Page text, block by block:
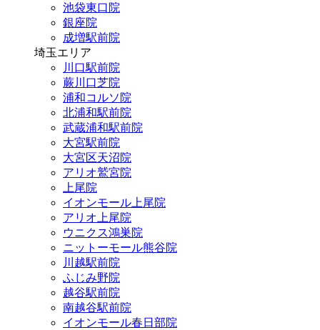
池袋東口院
銀座院
成増駅前院
埼玉エリア
川口駅前院
蕨川口芝院
浦和コルソ院
北浦和駅前院
武蔵浦和駅前院
大宮駅前院
大宮区天沼院
アリオ鷲宮院
上尾院
イオンモール上尾院
アリオ上尾院
ウニクス鴻巣院
ニットーモール熊谷院
川越駅前院
ふじみ野院
越谷駅前院
南越谷駅前院
イオンモール春日部院